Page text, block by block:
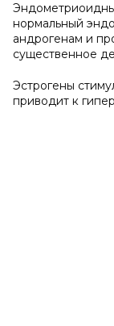
нормальный
андрогенам и
существенное
Эстрогены
приводит к